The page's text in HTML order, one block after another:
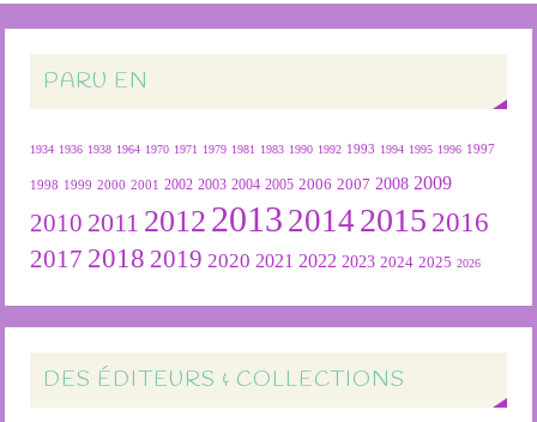
PARU EN
1934 1936 1938 1964 1970 1971 1979 1981 1983 1990 1992 1993 1994 1995 1996 1997
1998 1999 2000 2001 2002 2003 2004 2005 2006 2007 2008 2009
2010 2011 2012 2013 2014 2015 2016
2017 2018 2019 2020 2021 2022 2023 2024 2025 2026
DES ÉDITEURS & COLLECTIONS